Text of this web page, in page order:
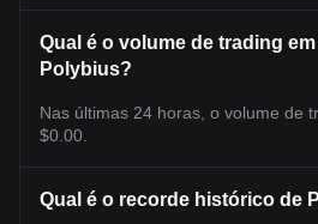
Qual é o volume de trading
Polybius?
Nas últimas 24 horas, o volume de
$0.00.
Qual é o recorde histórico de